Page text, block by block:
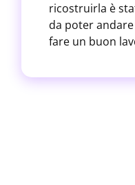
ricostruirla è
da poter
fare un buon